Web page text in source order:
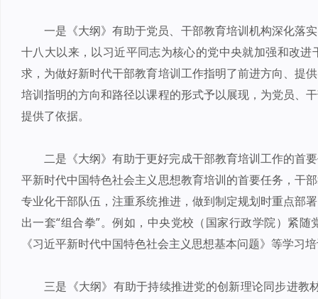
一是《大纲》有助于党员、干部教育培训机构深化落
十八大以来，以习近平同志为核心的党中央就加强和改
求，为做好新时代干部教育培训工作指明了前进方向、提
培训指明的方向和路径以课程的形式予以展现，为党员、
提供了依据。
二是《大纲》有助于更好完成干部教育培训工作的首
平新时代中国特色社会主义思想教育培训的首要任务，干
专业化干部队伍，注重系统推进，做到制定规划时重点部
出一套“组合拳”。例如，中央党校（国家行政学院）紧
《习近平新时代中国特色社会主义思想基本问题》等学习
三是《大纲》有助于持续推进党的创新理论同步进教